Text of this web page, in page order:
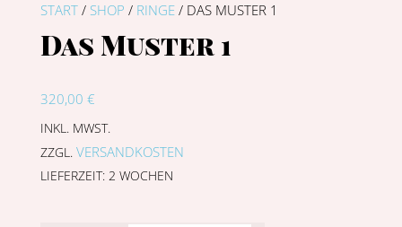
START/ SHOP / RINGE/ DAS MUSTER 1
Das Muster 1
320,00 €
INKL. MWST.
ZZGL. VERSANDKOSTEN
LIEFERZEIT: 2 WOCHEN